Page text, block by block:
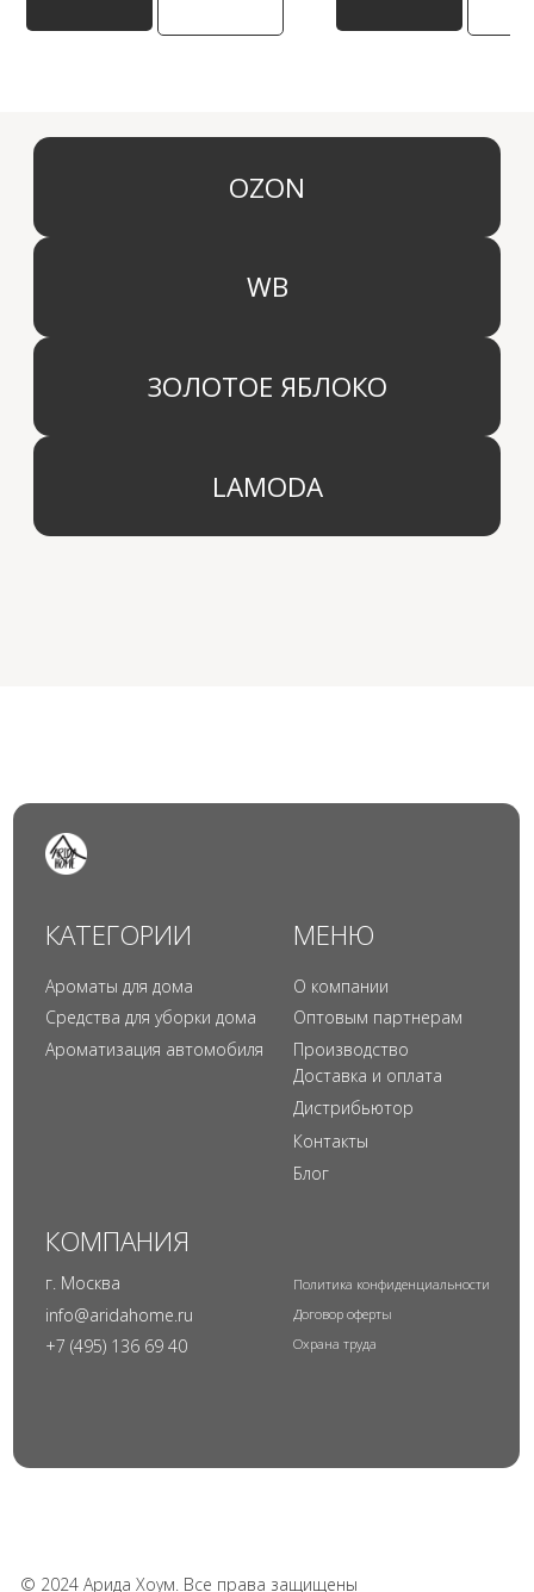
© 2024 Арида Хоум. Все права защищены
Ароматизация автомобиля Производство
Контакты
info@aridahome.ru
+7 (495) 136 69 40
Дистрибьютор